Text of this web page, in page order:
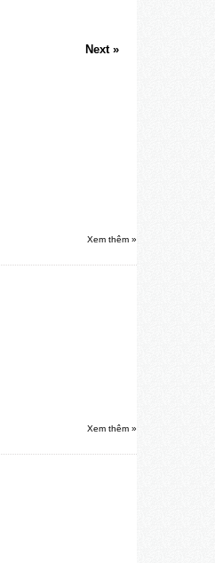
Next »
Xem thêm »
Xem thêm »